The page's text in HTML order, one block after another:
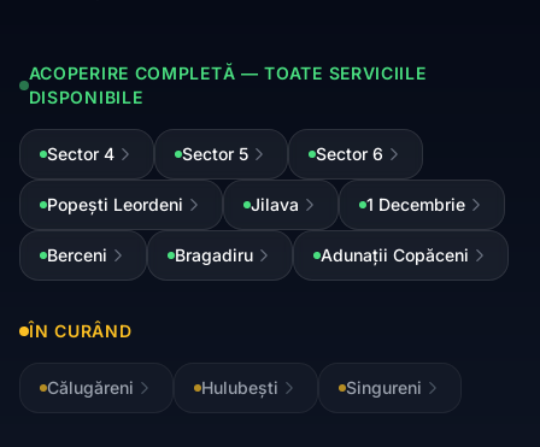
ACOPERIRE COMPLETĂ — TOATE SERVICIILE
DISPONIBILE
Sector 4 Sector 5 Sector 6
Popești Leordeni Jilava 1 Decembrie
Berceni Bragadiru Adunații Copăceni
ÎN CURÂND
Călugăreni Hulubești Singureni